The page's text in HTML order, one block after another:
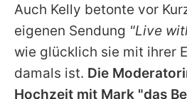
Auch Kelly betonte vor
eigenen Sendung "Live
wie glücklich sie mit ihrer
damals ist. Die
Hochzeit mit Mark "das